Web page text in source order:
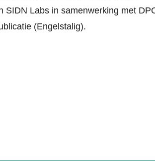
SIDN Labs in samenwerking met
(Engelstalig).